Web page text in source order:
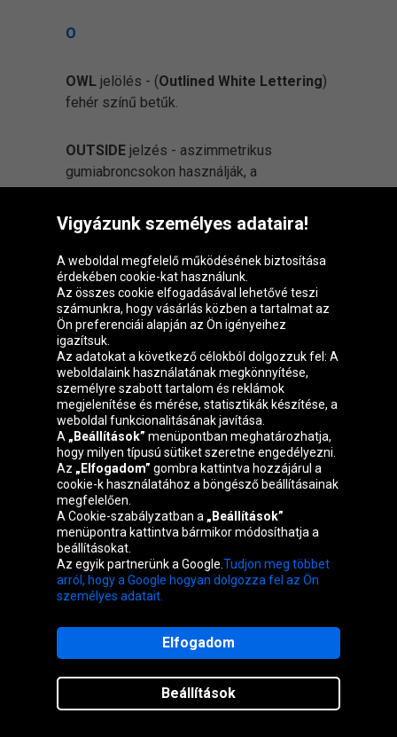
Menu
O
OWL jelölés - (Outlined White Lettering)
fehér színű betűk.
OUTSIDE jelzés - aszimmetrikus
gumiabroncsokon használják, a
Outside azt jelenti, hogy a gumiabroncsnak
ezzel a jelöléssel ellátott oldalának
láthatónak kell lennie az autó külső oldala
felöl, amikor a kerék fel van szerelve.
P
Pjelölés - (Passanger) az abroncsméret
előtt található jel. Arra utal, hogy a
gumiabroncs személygépkocsik számára
készült (az Egyesült Államokban
használják).
PAXjelölés -
Michelin gumiabroncs
defektálló, önhordó oldalfalú gumi.
PSP-Betajelölés - a gumiabroncs
szerkezetébe szektorok vannak beépítve,
csökkentsék a zajszintet.
Vigyázunk személyes adataira!
A weboldal megfelelő működésének biztosítása
érdekében cookie-kat használunk.
Az összes cookie elfogadásával lehetővé teszi
számunkra, hogy vásárlás közben a tartalmat az
Ön preferenciái alapján az Ön igényeihez
igazítsuk.
Az adatokat a következő célokból dolgozzuk fel: A
weboldalaink használatának megkönnyítése,
személyre szabott tartalom és reklámok
megjelenítése és mérése, statisztikák készítése, a
weboldal funkcionalitásának javítása.
A „Beállítások” menüpontban meghatározhatja,
hogy milyen típusú sütiket szeretne engedélyezni.
Az „Elfogadom” gombra kattintva hozzájárul a
cookie-k használatához a böngésző beállításainak
megfelelően.
A Cookie-szabályzatban a „Beállítások”
menüpontra kattintva bármikor módosíthatja a
beállításokat.
Az egyik partnerünk a Google. Tudjon meg többet
arról, hogy a Google hogyan dolgozza fel az Ön
személyes adatait.
Beállítások
Elfogadom